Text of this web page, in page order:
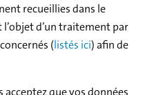
recueillies dans le
d’un traitement par
(listés ici) afin de
que vos données